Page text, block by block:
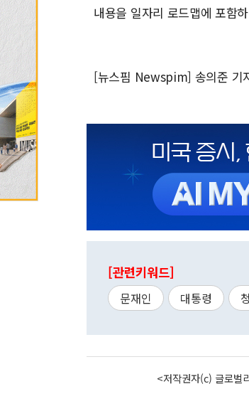
내용을 일자리 로드맵에 포함
[뉴스핌 Newspim] 송의준
[관련키워드]
문재인 대통령
<저작권자(c) 글로벌